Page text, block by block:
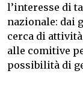
l’interesse di
nazionale: dai
cerca di
alle comitive
possibilità di